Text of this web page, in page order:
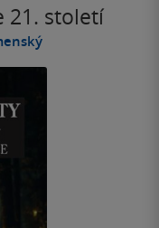
21. století